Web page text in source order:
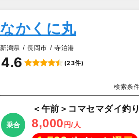
なかくに丸
新潟県 長岡市 寺泊港
4.6 (23件)
検索条
乗合
＜午前＞コマセマダイ釣
8,000 円/人